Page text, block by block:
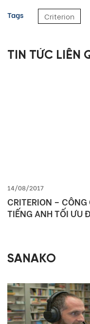
Tags Criterion
TIN TỨC LIÊN
14/08/2017
CRITERION –
TIẾNG ANH TỐI ƯU
SANAKO